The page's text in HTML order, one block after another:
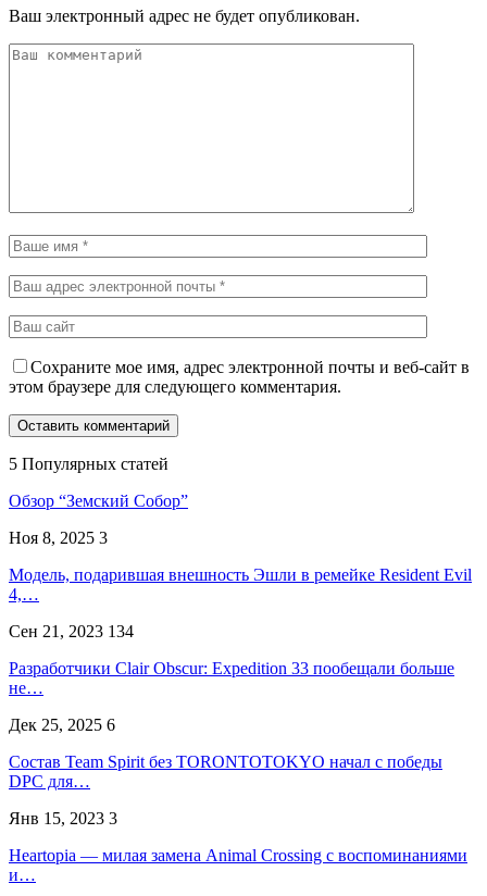
Ваш электронный адрес не будет опубликован.
Сохраните мое имя, адрес электронной почты и веб-сайт в
этом браузере для следующего комментария.
5 Популярных статей
Обзор “Земский Собор”
Ноя 8, 2025 3
Модель, подарившая внешность Эшли в ремейке Resident Evil
4,…
Сен 21, 2023 134
Разработчики Clair Obscur: Expedition 33 пообещали больше
не…
Дек 25, 2025 6
Состав Team Spirit без TORONTOTOKYO начал с победы
DPC для…
Янв 15, 2023 3
Heartopia — милая замена Animal Crossing с воспоминаниями
и…